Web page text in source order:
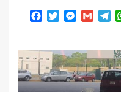
Facebook
Twitter Gmail